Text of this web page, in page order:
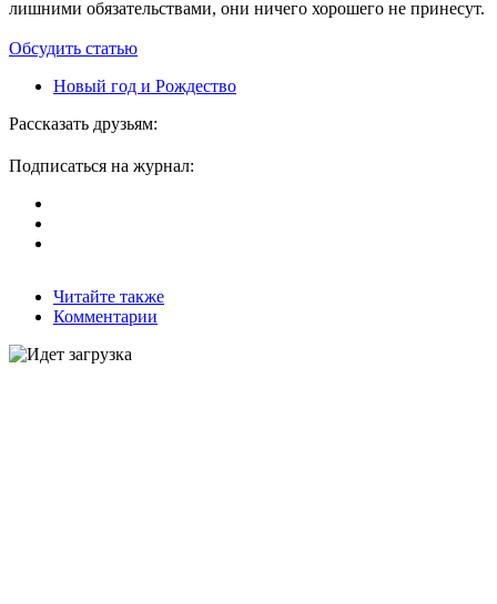
лишними обязательствами, они ничего хорошего не принесут.
Обсудить статью
Новый год и Рождество
Рассказать друзьям:
Подписаться на журнал:
Читайте также
Комментарии